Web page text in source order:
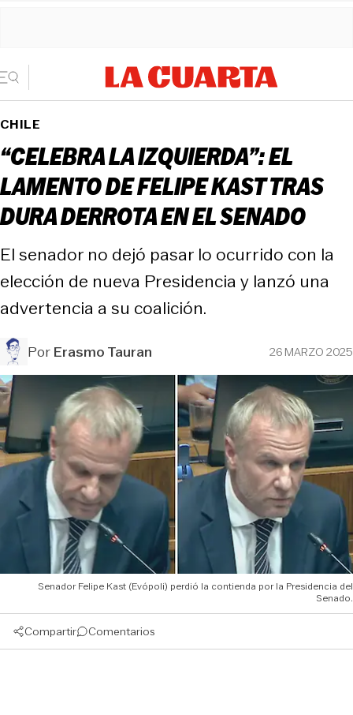
CHILE
“CELEBRA LA IZQUIERDA”: EL
LAMENTO DE FELIPE KAST TRAS
DURA DERROTA EN EL SENADO
El senador no dejó pasar lo ocurrido con la
elección de nueva Presidencia y lanzó una
advertencia a su coalición.
PorErasmo Tauran 26 MARZO 2025
Senador Felipe Kast (Evópoli) perdió la contienda por la Presidencia del
Senado.
Compartir Comentarios